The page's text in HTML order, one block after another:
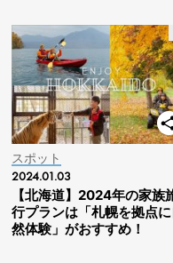
スポット
2024.01.03
【北海道】2024年の家族
行プランは「札幌を拠点
然体験」がおすすめ！